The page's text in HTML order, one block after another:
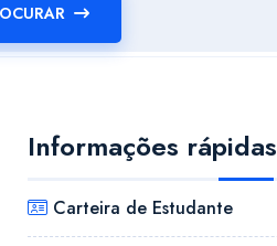
Informações rápidas
Carteira de Estudante